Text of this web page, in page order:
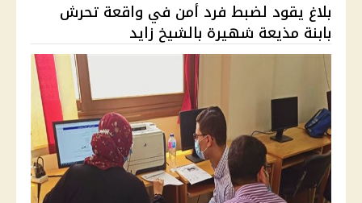
بلاغ يقود لضبط فرد أمن في واقعة تحرش
بابنة مذيعة شهيرة بالشيخ زايد